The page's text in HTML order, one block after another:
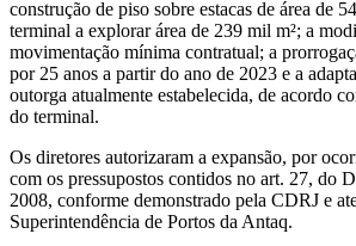
construção de piso sobre estacas de área de
terminal a explorar área de 239 mil m²; a
movimentação mínima contratual; a
por 25 anos a partir do ano de 2023 e a
outorga atualmente estabelecida, de acordo
do terminal.
Os diretores autorizaram a expansão, por
com os pressupostos contidos no art. 27, do
2008, conforme demonstrado pela CDRJ e
Superintendência de Portos da Antaq.